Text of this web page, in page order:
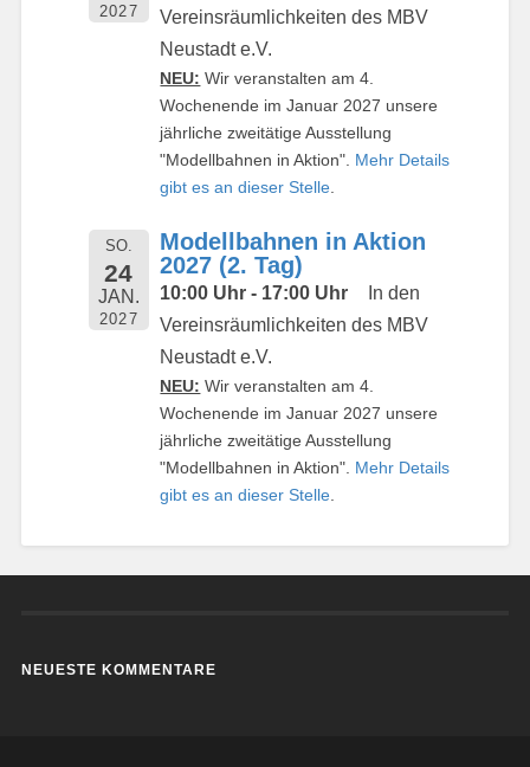
2027
Vereinsräumlichkeiten des MBV
Neustadt e.V.
NEU: Wir veranstalten am 4.
Wochenende im Januar 2027 unsere
jährliche zweitätige Ausstellung
"Modellbahnen in Aktion". Mehr Details
gibt es an dieser Stelle
SO.
24
JAN.
2027
Modellbahnen in Aktion
2027 (2. Tag)
10:00 Uhr - 17:00 Uhr
In den
Vereinsräumlichkeiten des MBV
Neustadt e.V.
NEU: Wir veranstalten am 4.
Wochenende im Januar 2027 unsere
jährliche zweitätige Ausstellung
"Modellbahnen in Aktion". Mehr Details
gibt es an dieser Stelle
NEUESTE KOMMENTARE